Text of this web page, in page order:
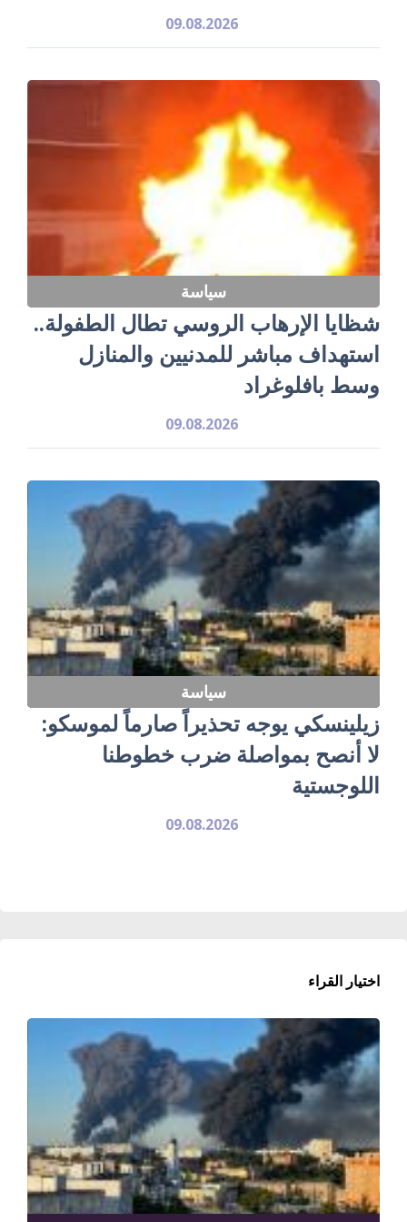
09.08.2026
سياسة
شظايا الإرهاب الروسي تطال الطفولة..
استهداف مباشر للمدنيين والمنازل
وسط بافلوغراد
09.08.2026
سياسة
زيلينسكي يوجه تحذيراً صارماً لموسكو:
لا أنصح بمواصلة ضرب خطوطنا
اللوجستية
09.08.2026
اختيار القراء